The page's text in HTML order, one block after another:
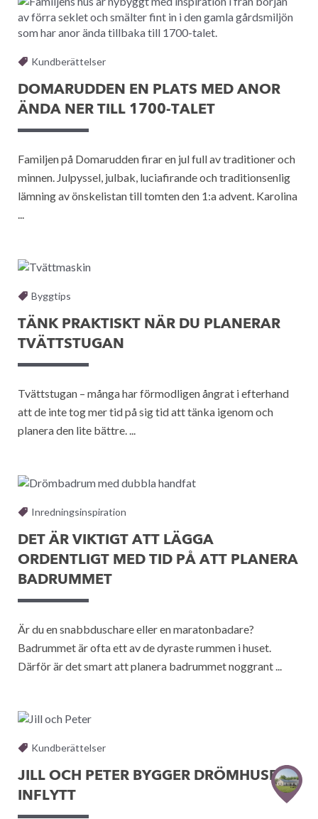
Kundberättelser
DOMARUDDEN EN PLATS MED ANOR
ÄNDA NER TILL 1700-TALET
Familjen på Domarudden firar en jul full av traditioner och
minnen. Julpyssel, julbak, luciafirande och traditionsenlig
lämning av önskelistan till tomten den 1:a advent. Karolina
...
Byggtips
TÄNK PRAKTISKT NÄR DU PLANERAR
TVÄTTSTUGAN
Tvättstugan – många har förmodligen ångrat i efterhand
att de inte tog mer tid på sig tid att tänka igenom och
planera den lite bättre. ...
Inredningsinspiration
DET ÄR VIKTIGT ATT LÄGGA
ORDENTLIGT MED TID PÅ ATT PLANERA
BADRUMMET
Är du en snabbduschare eller en maratonbadare?
Badrummet är ofta ett av de dyraste rummen i huset.
Därför är det smart att planera badrummet noggrant ...
Kundberättelser
JILL OCH PETER BYGGER DRÖMHUSET -
INFLYTT